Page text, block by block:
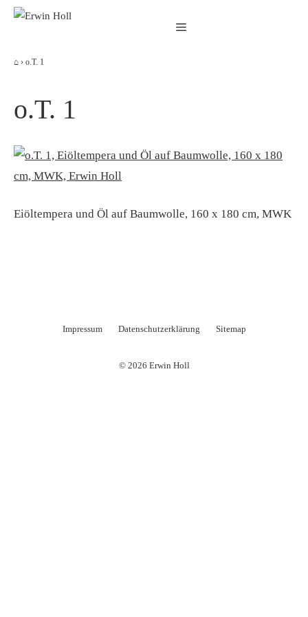
Zum
Menü
⌂ › o.T. 1
o.T. 1
Eiöltempera und Öl auf Baumwolle, 160 x 180 cm, MWK
Impressum Datenschutzerklärung Sitemap
© 2026 Erwin Holl